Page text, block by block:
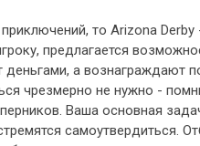
то Arizona Derby
предлагается
деньгами, а вознаграждают
чрезмерно не нужно -
Ваша основная
самоутвердиться.